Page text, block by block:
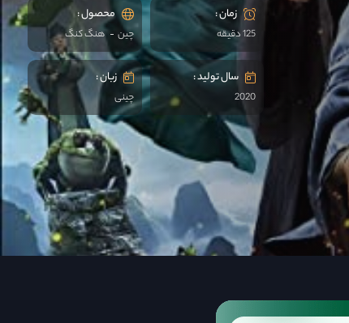
زمان :
125 دقیقه
محصول :
چين هنگ کنگ
سال تولید :
2020
زبان :
چینی